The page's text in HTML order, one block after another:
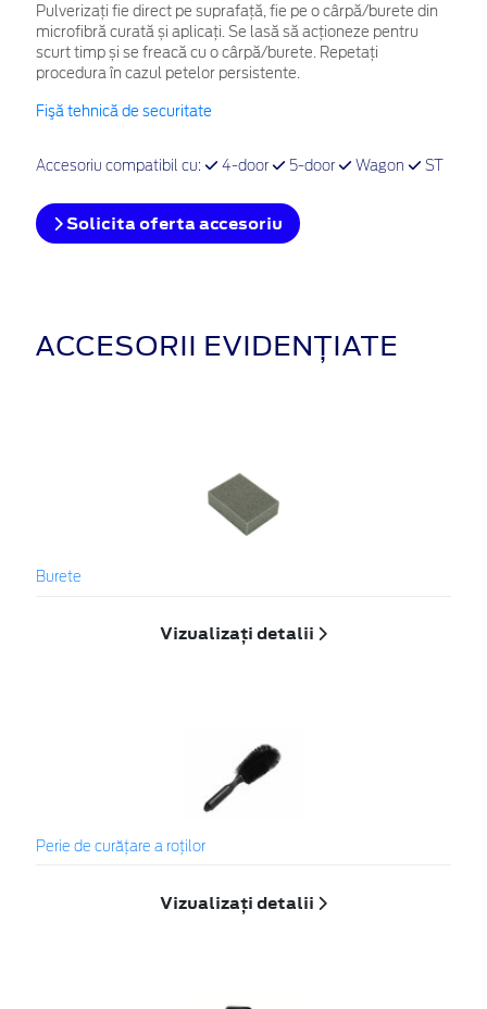
Pulverizați fie direct pe suprafață, fie pe o cârpă/burete din
microfibră curată și aplicați. Se lasă să acționeze pentru
scurt timp și se freacă cu o cârpă/burete. Repetați
procedura în cazul petelor persistente.
Fişă tehnică de securitate
Accesoriu compatibil cu: 4-door 5-door Wagon ST
Solicita oferta accesoriu
ACCESORII EVIDENȚIATE
Burete
Vizualizați detalii
Perie de curățare a roților
Vizualizați detalii